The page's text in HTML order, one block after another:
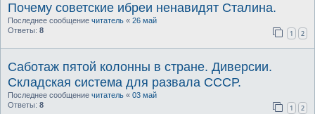
Почему советские ибреи ненавидят Сталина.
Последнее сообщение читатель « 26 май
Ответы: 8 1 2
Саботаж пятой колонны в стране. Диверсии.
Складская система для развала СССР.
Последнее сообщение читатель « 03 май
Ответы: 8 1 2